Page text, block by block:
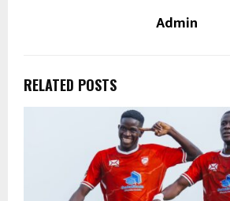
Admin
RELATED POSTS